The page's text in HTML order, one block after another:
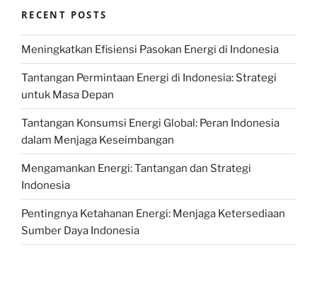
RECENT POSTS
Meningkatkan Efisiensi Pasokan Energi di Indonesia
Tantangan Permintaan Energi di Indonesia: Strategi
untuk Masa Depan
Tantangan Konsumsi Energi Global: Peran Indonesia
dalam Menjaga Keseimbangan
Mengamankan Energi: Tantangan dan Strategi
Indonesia
Pentingnya Ketahanan Energi: Menjaga Ketersediaan
Sumber Daya Indonesia